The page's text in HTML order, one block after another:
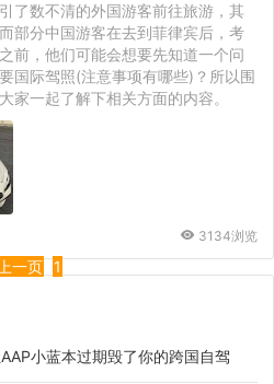
了数不清的外国游客前往旅游，其
部分中国游客在去到菲律宾后，考
前，他们可能会想要先知道一个问
国际驾照(注意事项有哪些)？所以围
家一起了解下相关方面的内容。
3134浏览
上一页 1
小蓝本过期毁了你的跨国自驾